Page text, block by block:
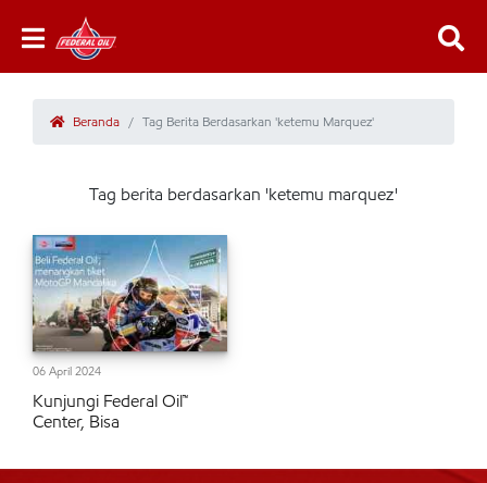
Beranda Tag Berita Berdasarkan 'ketemu Marquez'
Tag berita berdasarkan 'ketemu marquez'
06 April 2024
Kunjungi Federal Oil™
Center, Bisa